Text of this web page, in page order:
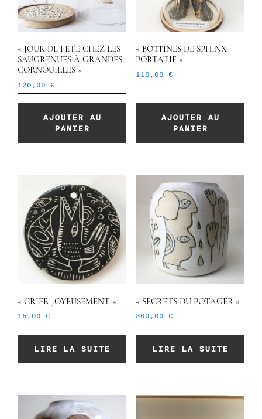
« JOUR DE FÊTE CHEZ LES
SAUGRENUES À GRANDES
CORNOUILLES »
120,00 €
AJOUTER AU
PANIER
« BOTTINES DE SPHINX
PORTATIF »
110,00 €
AJOUTER AU
PANIER
« CRIER JOYEUSEMENT »
15,00 €
LIRE LA SUITE
« SECRETS DU POTAGER »
300,00 €
LIRE LA SUITE